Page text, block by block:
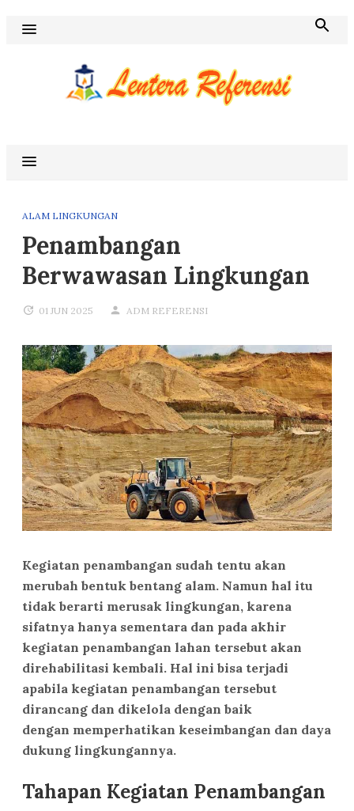
Skip
ALAM LINGKUNGAN
Penambangan
Berwawasan Lingkungan
01 JUN 2025 ADM REFERENSI
Kegiatan penambangan sudah tentu akan
merubah bentuk bentang alam. Namun hal itu
tidak berarti merusak lingkungan, karena
sifatnya hanya sementara dan pada akhir
kegiatan penambangan lahan tersebut akan
direhabilitasi kembali. Hal ini bisa terjadi
apabila kegiatan penambangan tersebut
dirancang dan dikelola dengan baik
dengan memperhatikan keseimbangan dan daya
dukung lingkungannya.
Tahapan Kegiatan Penambangan